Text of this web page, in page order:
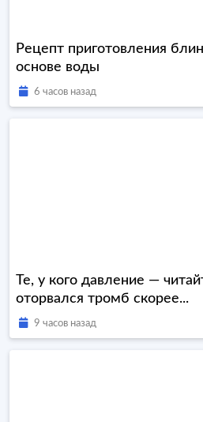
Рецепт приготовления
основе воды
6 часов назад
Те, у кого давление —
оторвался тромб скорее...
9 часов назад